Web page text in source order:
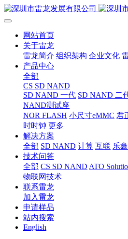
网站首页
关于雷龙
雷龙简介 组织架构 企业文化
产品中心
全部
CS SD NAND
SD NAND 一代 SD NAND 二
NAND测试座
NOR FLASH 小尺寸eMMC 君
时时钟 更多
解决方案
全部 SD NAND 计算 互联 乐鑫
技术问答
全部 CS SD NAND ATO
物联网技术
联系雷龙
加入雷龙
申请样品
站内搜索
English